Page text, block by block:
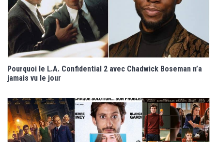
Pourquoi le L.A. Confidential 2 avec Chadwick Boseman n’a
jamais vu le jour